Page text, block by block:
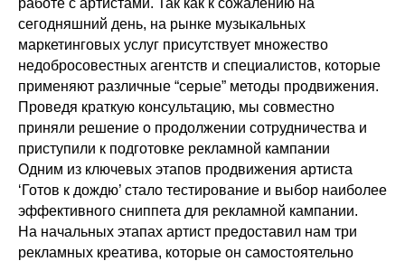
работе с артистами. Так как к сожалению на
сегодняшний день, на рынке музыкальных
маркетинговых услуг присутствует множество
недобросовестных агентств и специалистов, которые
применяют различные “серые” методы продвижения.
Проведя краткую консультацию, мы совместно
приняли решение о продолжении сотрудничества и
приступили к подготовке рекламной кампании
Одним из ключевых этапов продвижения артиста
‘Готов к дождю’ стало тестирование и выбор наиболее
эффективного сниппета для рекламной кампании.
На начальных этапах артист предоставил нам три
рекламных креатива, которые он самостоятельно